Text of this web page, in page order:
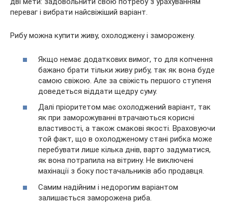
переваг і вибрати найсвіжіший варіант.
Рибу можна купити живу, охолоджену і заморожену.
Якщо немає додаткових вимог, то для копчення
бажано брати тільки живу рибу, так як вона буде
самою свіжою. Але за свіжість першого ступеня
доведеться віддати щедру суму.
Далі пріоритетом має охолоджений варіант, так
як при заморожуванні втрачаються корисні
властивості, а також смакові якості. Враховуючи
той факт, що в охолодженому стані рибка може
перебувати лише кілька днів, варто задуматися,
як вона потрапила на вітрину. Не виключені
махінації з боку постачальників або продавця.
Самим надійним і недорогим варіантом
залишається заморожена риба.